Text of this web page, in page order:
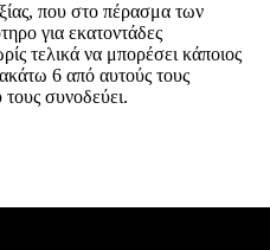
που στο πέρασμα των
για εκατοντάδες
τελικά να μπορέσει κάποιος
6 από αυτούς τους
συνοδεύει.